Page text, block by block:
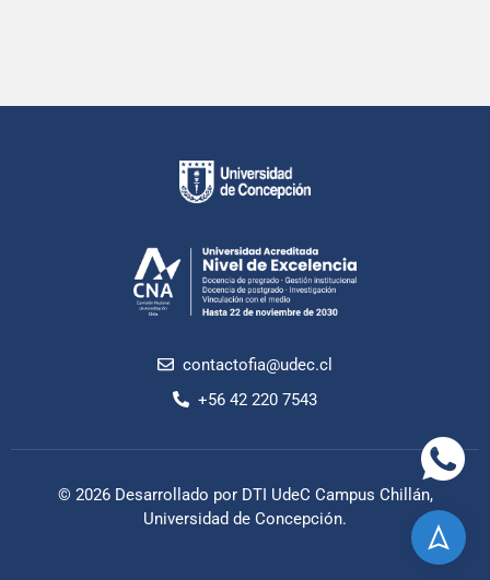
contactofia@udec.cl
+56 42 220 7543
© 2026 Desarrollado por DTI UdeC Campus Chillán,
Universidad de Concepción.